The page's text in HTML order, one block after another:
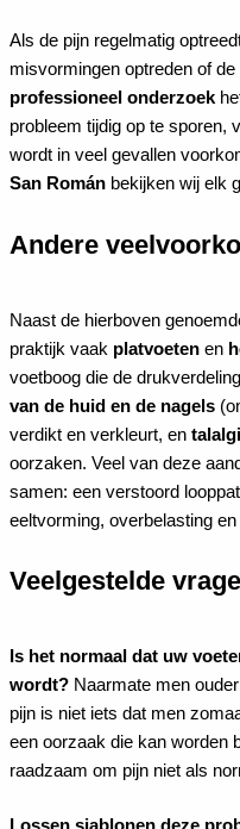
Als de pijn regelmatig
misvormingen optreden of
professioneel onderzoek
probleem tijdig op te sporen,
wordt in veel gevallen
San Román bekijken wij elk
Andere
Naast de hierboven
praktijk vaak platvoeten en
voetboog die de
van de huid en de nagels
verdikt en verkleurt, en
oorzaken. Veel van deze
samen: een verstoord
eeltvorming, overbelasting
Veelgestelde
Is het normaal dat uw
wordt? Naarmate men
pijn is niet iets dat men
een oorzaak die kan worden
raadzaam om pijn niet als